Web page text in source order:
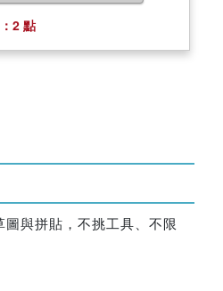
2 點
與拼貼，不挑工具、不限